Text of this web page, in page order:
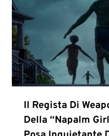
Il Regista Di
Della “Napalm